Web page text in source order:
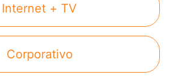
Internet + TV
Corporativo